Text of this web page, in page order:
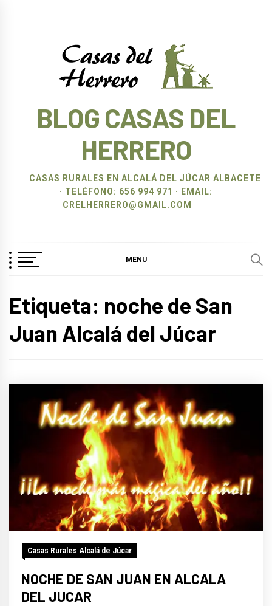
BLOG CASAS DEL
HERRERO
CASAS RURALES EN ALCALÁ DEL JÚCAR ALBACETE
· TELÉFONO: 656 994 971 · EMAIL:
CRELHERRERO@GMAIL.COM
MENU
Etiqueta: noche de San
Juan Alcalá del Júcar
Casas Rurales Alcalá de Júcar
NOCHE DE SAN JUAN EN ALCALA
DEL JUCAR